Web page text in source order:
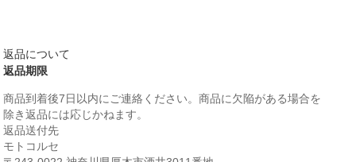
返品について
返品期限
商品到着後7日以内にご連絡ください。商品に欠陥がある場合を
除き返品には応じかねます。
返品送付先
モトコルセ